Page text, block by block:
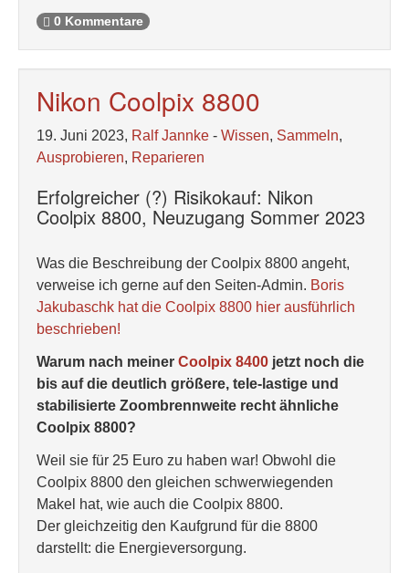
0 Kommentare
Nikon Coolpix 8800
19. Juni 2023, Ralf Jannke - Wissen, Sammeln,
Ausprobieren, Reparieren
Erfolgreicher (?) Risikokauf: Nikon
Coolpix 8800, Neuzugang Sommer 2023
Was die Beschreibung der Coolpix 8800 angeht,
verweise ich gerne auf den Seiten-Admin. Boris
Jakubaschk hat die Coolpix 8800 hier ausführlich
beschrieben!
Warum nach meiner Coolpix 8400 jetzt noch die
bis auf die deutlich größere, tele-lastige und
stabilisierte Zoombrennweite recht ähnliche
Coolpix 8800?
Weil sie für 25 Euro zu haben war! Obwohl die
Coolpix 8800 den gleichen schwerwiegenden
Makel hat, wie auch die Coolpix 8800.
Der gleichzeitig den Kaufgrund für die 8800
darstellt: die Energieversorgung.